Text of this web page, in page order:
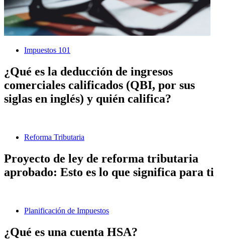
Impuestos 101
¿Qué es la deducción de ingresos
comerciales calificados (QBI, por sus
siglas en inglés) y quién califica?
Reforma Tributaria
Proyecto de ley de reforma tributaria
aprobado: Esto es lo que significa para ti
Planificación de Impuestos
¿Qué es una cuenta HSA?